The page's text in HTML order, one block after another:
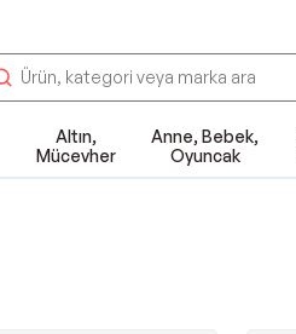
Altın,
Mücevher
Anne, Bebek,
Oyuncak